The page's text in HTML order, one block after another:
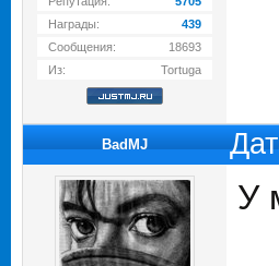
Награды:
439
Сообщения:
18693
Из:
Tortuga
BadMJ
У